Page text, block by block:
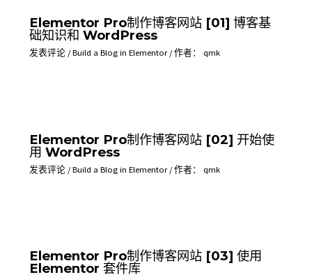
Elementor Pro制作博客网站 [01] 博客基
础知识和 WordPress
发表评论 /Build a Blog in Elementor/ 作者： qmk
Elementor Pro制作博客网站 [02] 开始使
用 WordPress
发表评论 /Build a Blog in Elementor/ 作者： qmk
Elementor Pro制作博客网站 [03] 使用
Elementor 套件库